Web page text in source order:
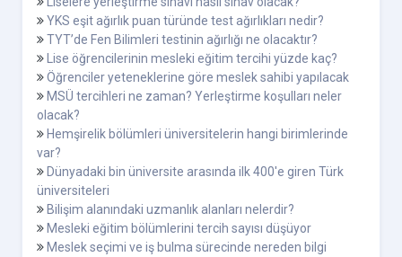
YKS eşit ağırlık puan türünde test ağırlıkları nedir?
TYT’de Fen Bilimleri testinin ağırlığı ne olacaktır?
Lise öğrencilerinin mesleki eğitim tercihi yüzde kaç?
Öğrenciler yeteneklerine göre meslek sahibi yapılacak
MSÜ tercihleri ne zaman? Yerleştirme koşulları neler
olacak?
Hemşirelik bölümleri üniversitelerin hangi birimlerinde
var?
Dünyadaki bin üniversite arasında ilk 400'e giren Türk
üniversiteleri
Bilişim alanındaki uzmanlık alanları nelerdir?
Mesleki eğitim bölümlerini tercih sayısı düşüyor
Meslek seçimi ve iş bulma sürecinde nereden bilgi